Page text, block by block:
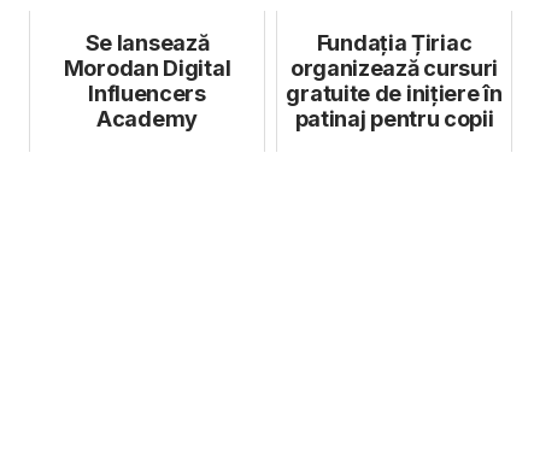
Se lansează
Morodan Digital
Influencers
Academy
Fundația Țiriac
organizează cursuri
gratuite de inițiere în
patinaj pentru copii